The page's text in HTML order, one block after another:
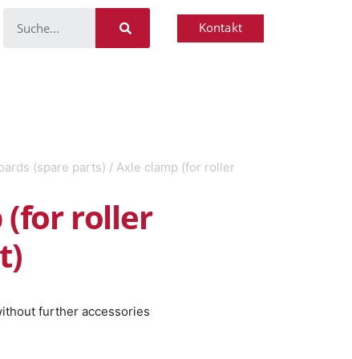
Kontakt
(spare parts) / Axle clamp (for roller
(for roller
further accessories